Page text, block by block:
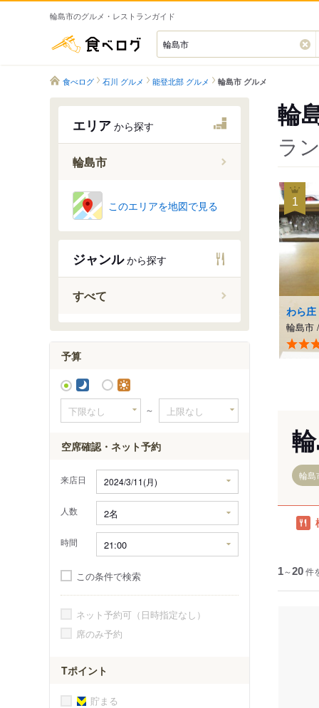
輪島市のグルメ・レストランガイド
食べログ
食べログ 石川 グルメ 能登北部 グルメ 輪島市 グルメ
エリア から探す
輪島市
輪島市
珠洲市
内浦海岸
能登金剛
このエリアを地図で見る
ジャンルから探す
すべて
予算
～
空席確認・ネット予約
来店日
人数
時間
この条件で検索
ネット予約可（日時指定なし）
席のみ予約
Tポイント
貯まる
輪
ラ
1
わら庄
輪島市 /
輪島
1～20件